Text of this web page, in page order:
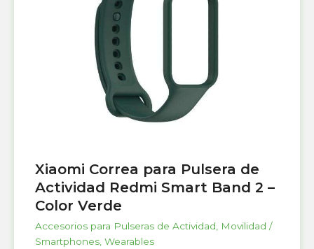
Xiaomi Correa para Pulsera de
Actividad Redmi Smart Band 2 –
Color Verde
Accesorios para Pulseras de Actividad
Movilidad /
Smartphones Wearables